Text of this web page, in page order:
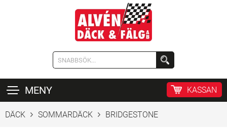
MENY KASSAN
DÄCK SOMMARDÄCK BRIDGESTONE